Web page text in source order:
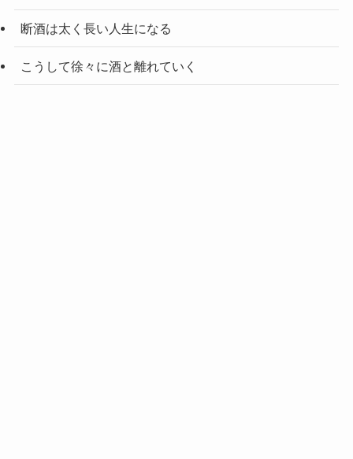
断酒は太く長い人生になる
こうして徐々に酒と離れていく